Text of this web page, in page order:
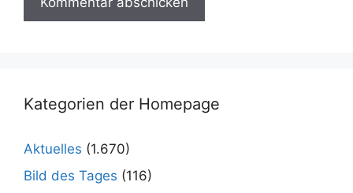
Kategorien der Homepage
Aktuelles (1.670)
Bild des Tages (116)